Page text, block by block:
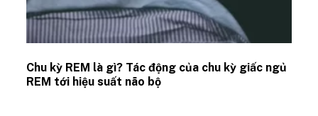
Chu kỳ REM là gì? Tác động của chu kỳ giấc ngủ
REM tới hiệu suất não bộ